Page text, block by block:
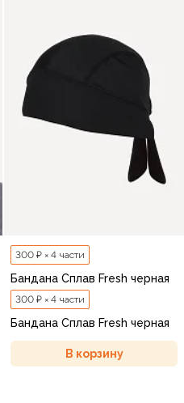
300 ₽ × 4 части
Бандана Сплав Fresh черная
300 ₽ × 4 части
Бандана Сплав Fresh черная
В корзину